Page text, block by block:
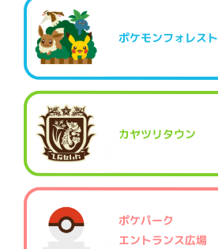
ポケモンフォレスト
カヤツリタウン
ポケパーク
エントランス広場